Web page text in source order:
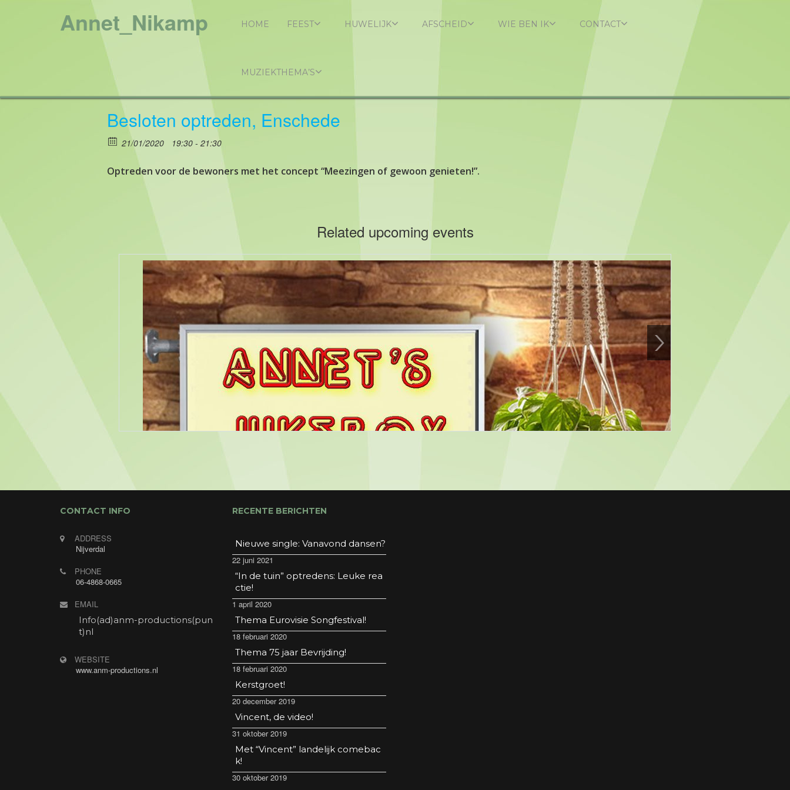
Annet_Nikamp HOME FEEST HUWELIJK AFSCHEID WIE BEN IK CONTACT
MUZIEKTHEMA’S
Besloten optreden, Enschede
21/01/2020 19:30 - 21:30
Optreden voor de bewoners met het concept “Meezingen of gewoon genieten!”.
Related upcoming events
CONTACT INFO
ADDRESS
Nijverdal
PHONE
06-4868-0665
EMAIL
Info(ad)anm-productions(pun
t)nl
WEBSITE
www.anm-productions.nl
RECENTE BERICHTEN
Nieuwe single: Vanavond dansen?
22 juni 2021
“In de tuin” optredens: Leuke rea
ctie!
1 april 2020
Thema Eurovisie Songfestival!
18 februari 2020
Thema 75 jaar Bevrijding!
18 februari 2020
Kerstgroet!
20 december 2019
Vincent, de video!
31 oktober 2019
Met “Vincent” landelijk comebac
k!
30 oktober 2019